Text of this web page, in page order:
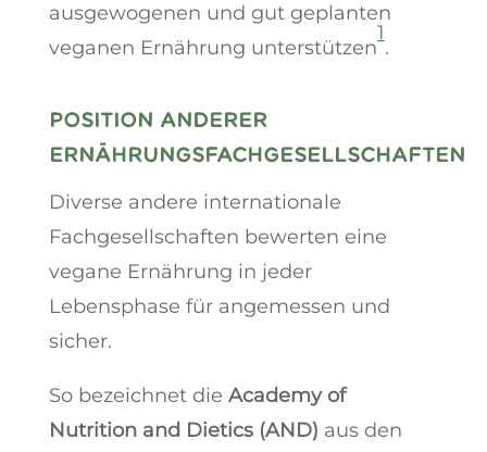
ausgewogenen und gut geplanten
veganen Ernährung unterstützen
1
.
POSITION ANDERER
ERNÄHRUNGSFACHGESELLSCHAFTEN
Diverse andere internationale
Fachgesellschaften bewerten eine
vegane Ernährung in jeder
Lebensphase für angemessen und
sicher.
So bezeichnet die Academy of
Nutrition and Dietics (AND) aus den